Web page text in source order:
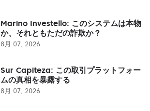
Marino Investello: このシステムは本物
か、それともただの詐欺か？
8月 07, 2026
Sur Capiteza: この取引プラットフォー
ムの真相を暴露する
8月 07, 2026